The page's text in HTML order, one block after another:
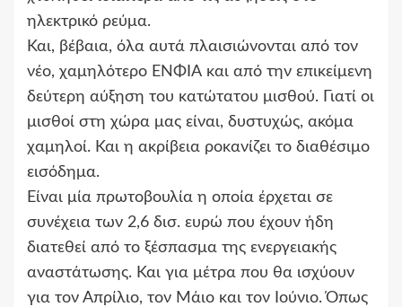
ηλεκτρικό ρεύμα.
Και, βέβαια, όλα αυτά πλαισιώνονται από τον
νέο, χαμηλότερο ΕΝΦΙΑ και από την επικείμενη
δεύτερη αύξηση του κατώτατου μισθού. Γιατί οι
μισθοί στη χώρα μας είναι, δυστυχώς, ακόμα
χαμηλοί. Και η ακρίβεια ροκανίζει το διαθέσιμο
εισόδημα.
Είναι μία πρωτοβουλία η οποία έρχεται σε
συνέχεια των 2,6 δισ. ευρώ που έχουν ήδη
διατεθεί από το ξέσπασμα της ενεργειακής
αναστάτωσης. Και για μέτρα που θα ισχύουν
για τον Απρίλιο, τον Μάιο και τον Ιούνιο. Όπως